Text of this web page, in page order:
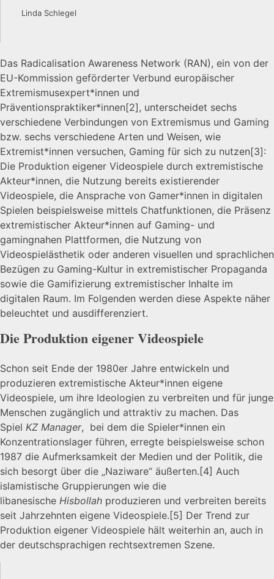
Linda Schlegel
Das Radicalisation Awareness Network (RAN), ein von der
EU-Kommission geförderter Verbund europäischer
Extremismusexpert*innen und
Präventionspraktiker*innen[2], unterscheidet sechs
verschiedene Verbindungen von Extremismus und Gaming
bzw. sechs verschiedene Arten und Weisen, wie
Extremist*innen versuchen, Gaming für sich zu nutzen[3]:
Die Produktion eigener Videospiele durch extremistische
Akteur*innen, die Nutzung bereits existierender
Videospiele, die Ansprache von Gamer*innen in digitalen
Spielen beispielsweise mittels Chatfunktionen, die Präsenz
extremistischer Akteur*innen auf Gaming- und
gamingnahen Plattformen, die Nutzung von
Videospielästhetik oder anderen visuellen und sprachlichen
Bezügen zu Gaming-Kultur in extremistischer Propaganda
sowie die Gamifizierung extremistischer Inhalte im
digitalen Raum. Im Folgenden werden diese Aspekte näher
beleuchtet und ausdifferenziert.
Die Produktion eigener Videospiele
Schon seit Ende der 1980er Jahre entwickeln und
produzieren extremistische Akteur*innen eigene
Videospiele, um ihre Ideologien zu verbreiten und für junge
Menschen zugänglich und attraktiv zu machen. Das
Spiel KZ Manager, bei dem die Spieler*innen ein
Konzentrationslager führen, erregte beispielsweise schon
1987 die Aufmerksamkeit der Medien und der Politik, die
sich besorgt über die „Naziware“ äußerten.[4] Auch
islamistische Gruppierungen wie die
libanesische Hisbollah produzieren und verbreiten bereits
seit Jahrzehnten eigene Videospiele.[5] Der Trend zur
Produktion eigener Videospiele hält weiterhin an, auch in
der deutschsprachigen rechtsextremen Szene.